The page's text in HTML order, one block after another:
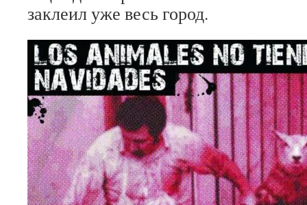
заклеил уже весь город.